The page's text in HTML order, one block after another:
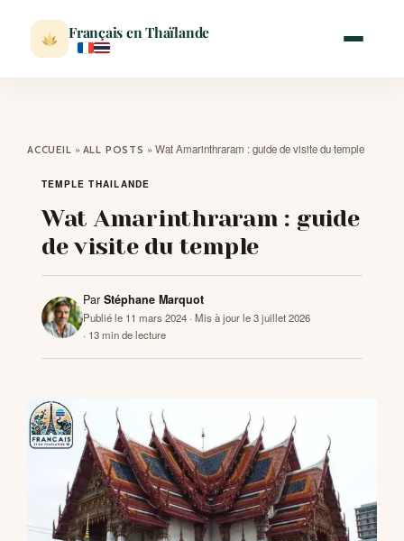
Français en Thaïlande
ACTUALITÉ
CONTACTS
ACCUEIL » ALL POSTS » Wat Amarinthraram : guide de visite du temple
TEMPLE THAILANDE
Wat Amarinthraram : guide
de visite du temple
Par Stéphane Marquot
Publié le 11 mars 2024 · Mis à jour le 3 juillet 2026
· 13 min de lecture